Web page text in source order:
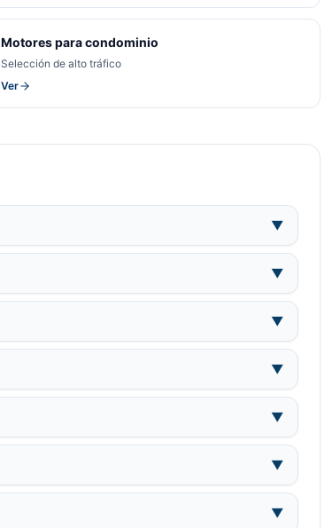
Motores para condominio
Selección de alto tráfico
Ver
▼
▼
▼
▼
▼
▼
▼